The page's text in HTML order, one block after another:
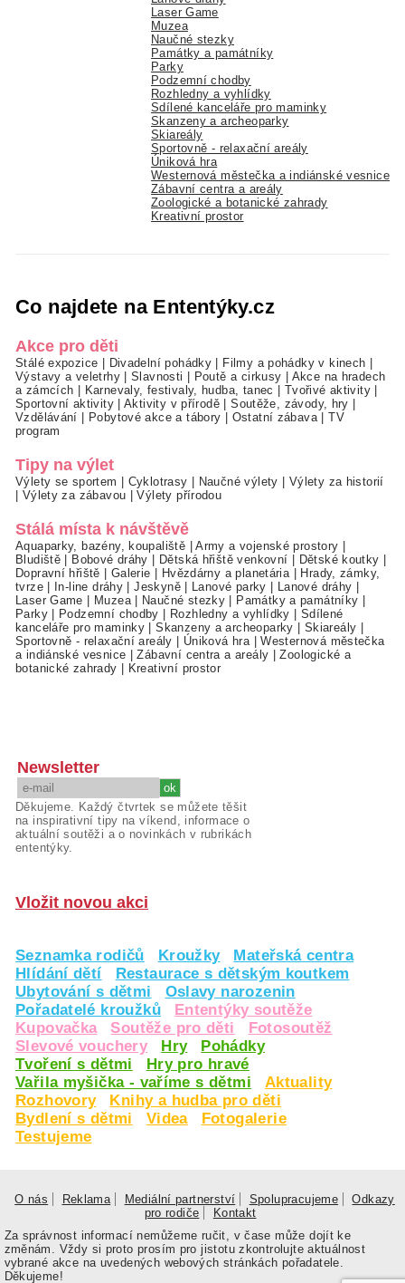
Laser Game
Muzea
Naučné stezky
Památky a památníky
Parky
Podzemní chodby
Rozhledny a vyhlídky
Sdílené kanceláře pro maminky
Skanzeny a archeoparky
Skiareály
Sportovně - relaxační areály
Úniková hra
Westernová městečka a indiánské vesnice
Zábavní centra a areály
Zoologické a botanické zahrady
Kreativní prostor
Co najdete na Ententýky.cz
Akce pro děti
Stálé expozice Divadelní pohádky Filmy a pohádky v kinech
Výstavy a veletrhy|Slavnosti Poutě a cirkusy
Akce na hradech
a zámcích
Karnevaly, festivaly, hudba, tanec Tvořivé aktivity
Sportovní aktivity|Aktivity v přírodě |Soutěže, závody, hry
Vzdělávání
Pobytové akce a tábory Ostatní zábava |TV
program
Tipy na výlet
Výlety se sportem Cyklotrasy Naučné výlety
Výlety za historií
Výlety za zábavou |Výlety přírodou
Stálá místa k návštěvě
Aquaparky, bazény, koupaliště |Army a vojenské prostory
Bludiště
Bobové dráhy Dětská hřiště venkovní Dětské koutky
Dopravní hřiště
Galerie Hvězdárny a planetária
Hrady, zámky,
tvrze| In-line dráhy |Jeskyně| Lanové parky Lanové dráhy
Laser Game
Muzea| Naučné stezky Památky a památníky
Parky| Podzemní chodby Rozhledny a vyhlídky
Sdílené
kanceláře pro maminky |Skanzeny a archeoparky Skiareály
Sportovně - relaxační areály
Úniková hra |Westernová městečka
a indiánské vesnice |Zábavní centra a areály |Zoologické a
botanické zahrady
Kreativní prostor
Newsletter
Děkujeme. Každý čtvrtek se můžete těšit
na inspirativní tipy na víkend, informace o
aktuální soutěži a o novinkách v rubrikách
ententýky.
Vložit novou akci
Seznamka rodičů Kroužky
Mateřská centra
Hlídání dětí
Restaurace s dětským koutkem
Ubytování s dětmi
Oslavy narozenin
Pořadatelé kroužků
Ententýky soutěže
Kupovačka
Soutěže pro děti
Fotosoutěž
Slevové vouchery
Hry
Pohádky
Tvoření s dětmi
Hry pro hravé
Vařila myšička - vaříme s dětmi
Aktuality
Rozhovory
Knihy a hudba pro děti
Bydlení s dětmi
Videa
Fotogalerie
Testujeme
O nás Reklama Mediální partnerství Spolupracujeme
Odkazy
pro rodiče
Kontakt
Za správnost informací nemůžeme ručit, v čase může dojít ke
změnám. Vždy si proto prosím pro jistotu zkontrolujte aktuálnost
vybrané akce na uvedených webových stránkách pořadatele.
Děkujeme!